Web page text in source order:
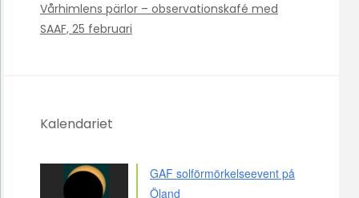
Vårhimlens pärlor – observationskafé med
SAAF, 25 februari
Kalendariet
GAF solförmörkelseevent på
Öland